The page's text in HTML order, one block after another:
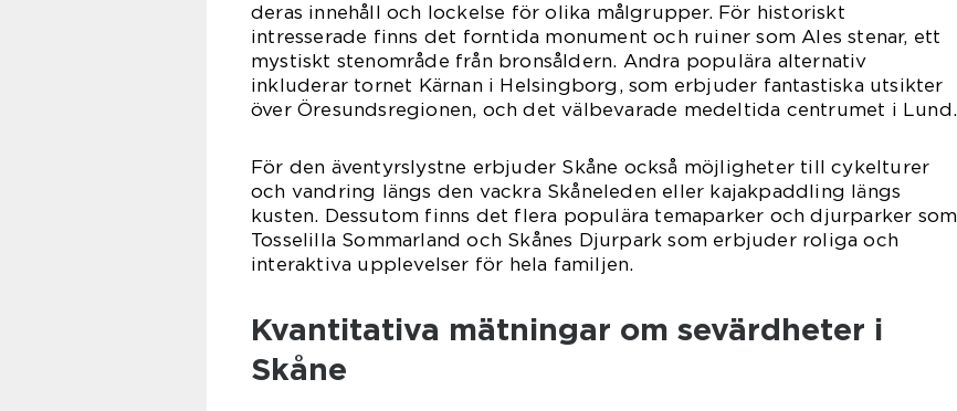
deras innehåll och lockelse för olika målgrupper. För historiskt
intresserade finns det forntida monument och ruiner som Ales stenar, ett
mystiskt stenområde från bronsåldern. Andra populära alternativ
inkluderar tornet Kärnan i Helsingborg, som erbjuder fantastiska utsikter
över Öresundsregionen, och det välbevarade medeltida centrumet i Lund.
För den äventyrslystne erbjuder Skåne också möjligheter till cykelturer
och vandring längs den vackra Skåneleden eller kajakpaddling längs
kusten. Dessutom finns det flera populära temaparker och djurparker som
Tosselilla Sommarland och Skånes Djurpark som erbjuder roliga och
interaktiva upplevelser för hela familjen.
Kvantitativa mätningar om sevärdheter i
Skåne